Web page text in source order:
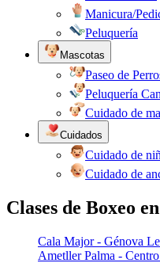
Manicura/
Peluquería
Mascotas
Paseo de
Peluquería
Cuidado de
Cuidados
Cuidado de
Cuidado de
Clases de Boxeo
Cala Major - Génova
Ametller Palma - Centro